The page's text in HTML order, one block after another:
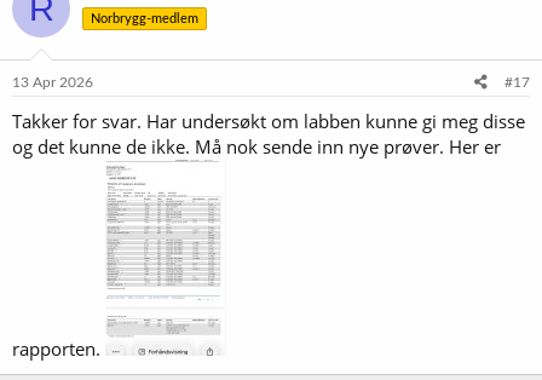
R Norbrygg-medlem
13 Apr 2026 #17
Takker for svar. Har undersøkt om labben kunne gi meg disse
og det kunne de ikke. Må nok sende inn nye prøver. Her er
rapporten.